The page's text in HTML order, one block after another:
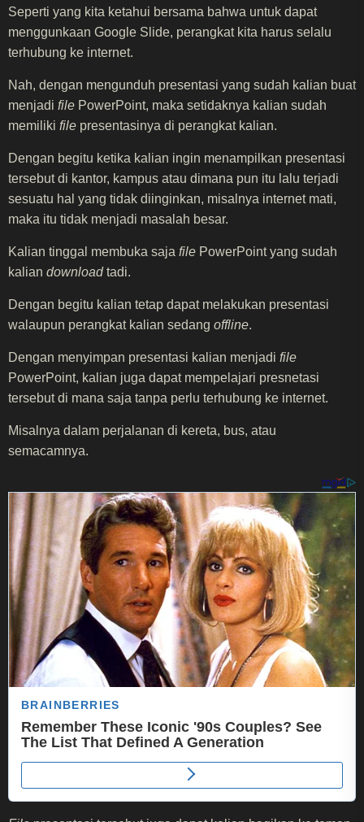
Seperti yang kita ketahui bersama bahwa untuk dapat
menggunkaan Google Slide, perangkat kita harus selalu
terhubung ke internet.
Nah, dengan mengunduh presentasi yang sudah kalian buat
menjadi file PowerPoint, maka setidaknya kalian sudah
memiliki file presentasinya di perangkat kalian.
Dengan begitu ketika kalian ingin menampilkan presentasi
tersebut di kantor, kampus atau dimana pun itu lalu terjadi
sesuatu hal yang tidak diinginkan, misalnya internet mati,
maka itu tidak menjadi masalah besar.
Kalian tinggal membuka saja file PowerPoint yang sudah
kalian downloadtadi.
Dengan begitu kalian tetap dapat melakukan presentasi
walaupun perangkat kalian sedang offline.
Dengan menyimpan presentasi kalian menjadi file
PowerPoint, kalian juga dapat mempelajari presnetasi
tersebut di mana saja tanpa perlu terhubung ke internet.
Misalnya dalam perjalanan di kereta, bus, atau
semacamnya.